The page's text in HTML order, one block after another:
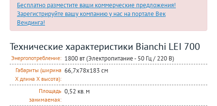
Бесплатно разместите ваши коммерческие предложения!
Зарегистрируйте вашу компанию у нас на портале Век
Вендинга!
Технические характеристики Bianchi LEI 700
Энергопотребление: 1800 вт (Электропитание - 50 Гц / 220 В)
Габариты (ширина
Х длина Х высота):
66,7х78х183 см
Площадь
занимаемая:
0,52 кв. м